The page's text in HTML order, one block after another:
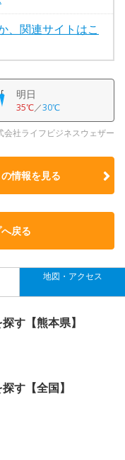
、関連サイトはこ
明日
35℃／30℃
会社ライフビジネスウェザー
情報を見る
戻る
地図・アクセス
す【熊本県】
す【全国】